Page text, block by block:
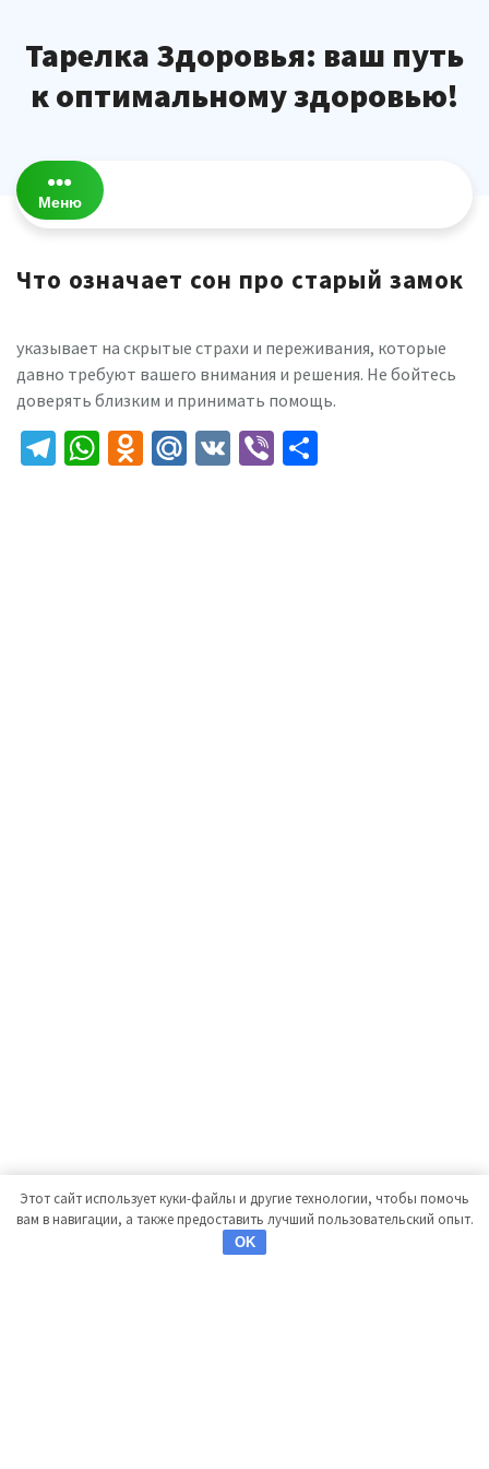
содержимому
Тарелка Здоровья: ваш путь
к оптимальному здоровью!
Меню
Что означает сон про старый замок
указывает на скрытые страхи и переживания, которые
давно требуют вашего внимания и решения. Не бойтесь
доверять близким и принимать помощь.
Telegram
WhatsApp
Odnoklassniki
Mail.Ru
VK Viber
Этот сайт использует куки-файлы и другие технологии, чтобы помочь
вам в навигации, а также предоставить лучший пользовательский опыт.
OK